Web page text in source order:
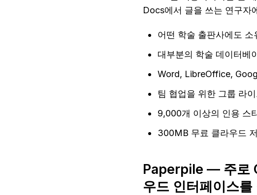
Docs에서 글을 쓰는 연구자
어떤 학술 출판사에도
대부분의 학술 데이터베
Word, LibreOffice,
팀 협업을 위한 그룹 라
9,000개 이상의 인용 스
300MB 무료 클라우드
Paperpile — 주로
우드 인터페이스를